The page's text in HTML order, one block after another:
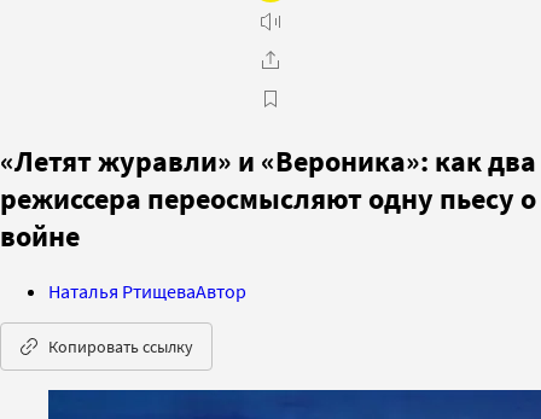
«Летят журавли» и «Вероника»: как два
режиссера переосмысляют одну пьесу о
войне
Наталья РтищеваАвтор
Копировать ссылку